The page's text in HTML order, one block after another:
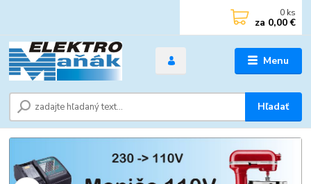
Menu
Hľadať
0 ks
za 0,00 €